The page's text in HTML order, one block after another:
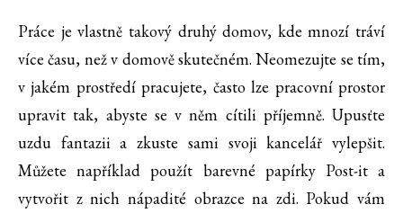
Práce je vlastně takový druhý domov, kde mnozí tráví
více času, než v domově skutečném. Neomezujte se tím,
v jakém prostředí pracujete, často lze pracovní prostor
upravit tak, abyste se v něm cítili příjemně. Upusťte
uzdu fantazii a zkuste sami svoji kancelář vylepšit.
Můžete například použít barevné papírky Post-it a
vytvořit z nich nápadité obrazce na zdi. Pokud vám